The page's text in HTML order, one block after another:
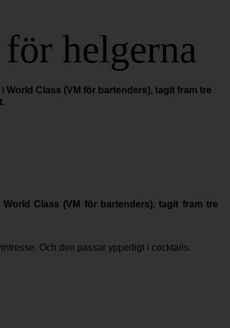
helgerna
Class (VM för bartenders), tagit fram tre
Class (VM för bartenders), tagit fram tre
Och den passar ypperligt i cocktails.